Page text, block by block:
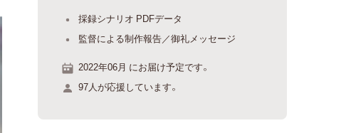
採録シナリオ PDFデータ
監督による制作報告／御礼メッセージ
2022年06月 にお届け予定です。
97人が応援しています。